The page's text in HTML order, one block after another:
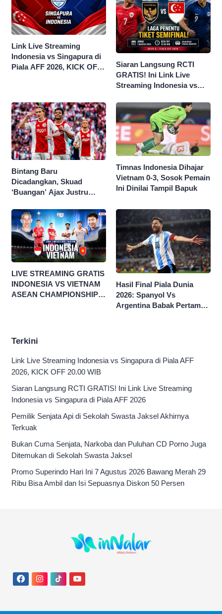
Link Live Streaming
Indonesia vs Singapura di
Piala AFF 2026, KICK OFF
Siaran Langsung RCTI
GRATIS! Ini Link Live
Streaming Indonesia vs
2026
Bintang Baru
Dicadangkan, Skuad
‘Buangan’ Ajax Justru
Timnas Indonesia Dihajar
Vietnam 0-3, Sosok Pemain
Ini Dinilai Tampil Bapuk
LIVE STREAMING GRATIS
INDONESIA VS VIETNAM
ASEAN CHAMPIONSHIP
Hasil Final Piala Dunia
2026: Spanyol Vs
Argentina Babak Pertama
Terkini
Link Live Streaming Indonesia vs Singapura di Piala AFF
2026, KICK OFF 20.00 WIB
Siaran Langsung RCTI GRATIS! Ini Link Live Streaming
Indonesia vs Singapura di Piala AFF 2026
Pemilik Senjata Api di Sekolah Swasta Jaksel Akhirnya
Terkuak
Bukan Cuma Senjata, Narkoba dan Puluhan CD Porno Juga
Ditemukan di Sekolah Swasta Jaksel
Promo Superindo Hari Ini 7 Agustus 2026 Bawang Merah 29
Ribu Bisa Ambil dan Isi Sepuasnya Diskon 50 Persen